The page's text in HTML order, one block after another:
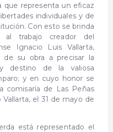
que representa un eficaz
individuales y de
Con esto se brinda
al trabajo creador del
Ignacio Luis Vallarta,
su obra a precisar la
y destino de la valiosa
y en cuyo honor se
comisaría de Las Peñas
el 31 de mayo de
está representado el